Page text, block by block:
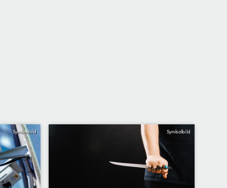
Symbolbild Symbolbild